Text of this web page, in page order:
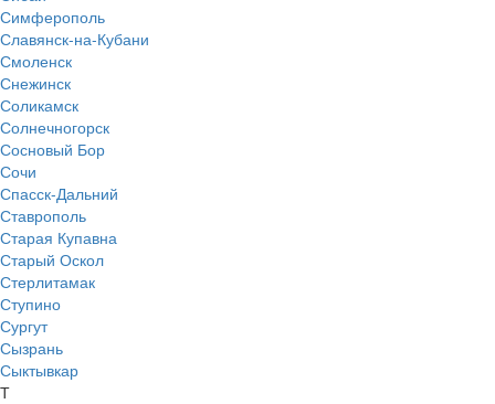
Симферополь
Славянск-на-Кубани
Смоленск
Снежинск
Соликамск
Солнечногорск
Сосновый Бор
Сочи
Спасск-Дальний
Ставрополь
Старая Купавна
Старый Оскол
Стерлитамак
Ступино
Сургут
Сызрань
Сыктывкар
Т